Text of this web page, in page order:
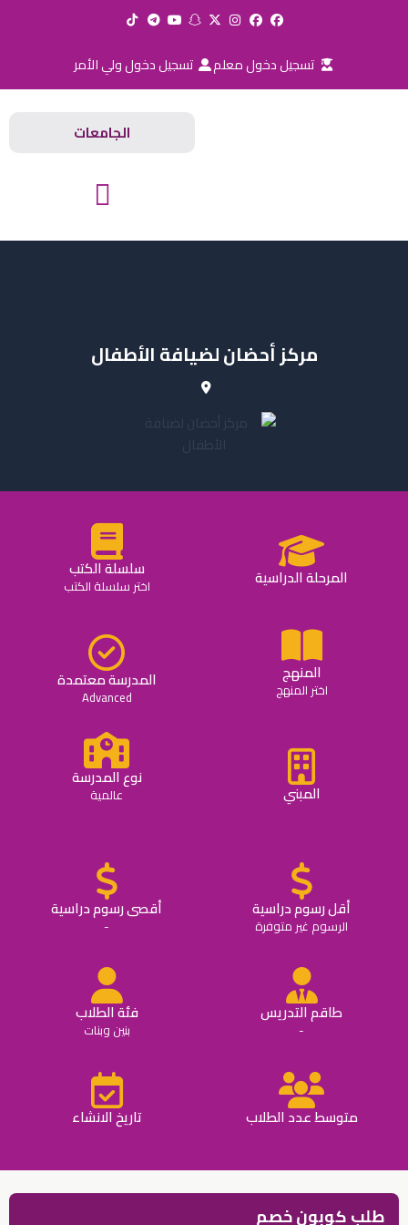
تسجيل دخول معلم تسجيل دخول ولي الأمر
الجامعات
مركز أحضان لضيافة الأطفال
المرحلة الدراسية سلسلة الكتب
اختر سلسلة الكتب
المنهج
اختر المنهج المدرسة معتمدة
Advanced
المبني
نوع المدرسة
عالمية
أقل رسوم دراسية
الرسوم غير متوفرة
أقصى رسوم دراسية
-
طاقم التدريس
-
فئة الطلاب
بنين وبنات
متوسط عدد الطلاب تاريخ الانشاء
طلب كوبون خصم